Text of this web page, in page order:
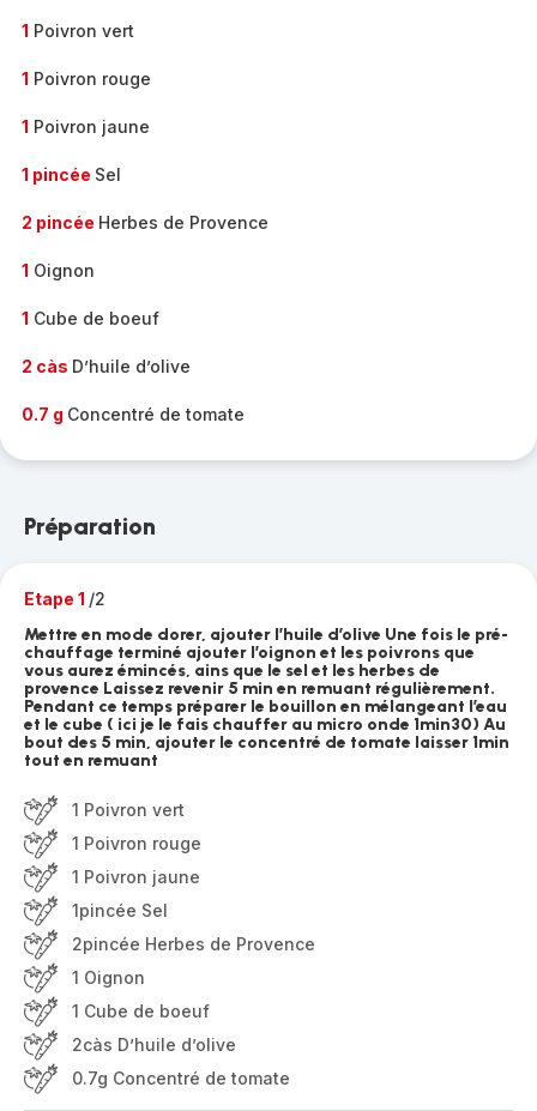
1 Poivron vert
1 Poivron rouge
1 Poivron jaune
1 pincée Sel
2 pincée Herbes de Provence
1 Oignon
1 Cube de boeuf
2 càs D’huile d’olive
0.7 g Concentré de tomate
Préparation
Etape 1 /2
Mettre en mode dorer, ajouter l’huile d’olive Une fois le pré-
chauffage terminé ajouter l’oignon et les poivrons que
vous aurez émincés, ains que le sel et les herbes de
provence Laissez revenir 5 min en remuant régulièrement.
Pendant ce temps préparer le bouillon en mélangeant l’eau
et le cube ( ici je le fais chauffer au micro onde 1min30) Au
bout des 5 min, ajouter le concentré de tomate laisser 1min
tout en remuant
1 Poivron vert
1 Poivron rouge
1 Poivron jaune
1pincée Sel
2pincée Herbes de Provence
1 Oignon
1 Cube de boeuf
2càs D’huile d’olive
0.7g Concentré de tomate